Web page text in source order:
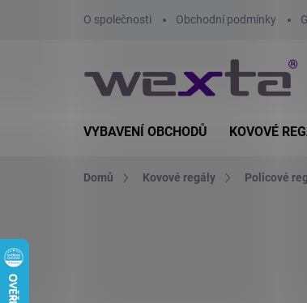
O společnosti Obchodní podmínky
VYBAVENÍ OBCHODŮ KOVOVÉ
Domů Kovové regály Policové